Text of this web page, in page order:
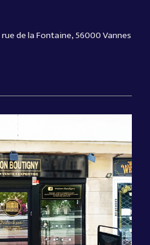
de la Fontaine, 56000 Vannes